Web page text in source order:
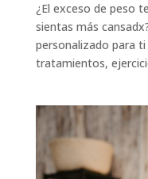
¿El exceso de peso
sientas más
personalizado para
tratamientos,